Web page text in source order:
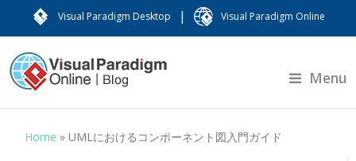
Visual Paradigm Desktop | Visual Paradigm Online
Menu
Home »UMLにおけるコンポーネント図入門ガイド